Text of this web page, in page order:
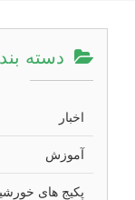
دسته
اخبار
آموزش
پکیج های